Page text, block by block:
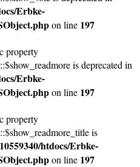
Erbke-
on line 197
property
is deprecated in
Erbke-
on line 197
property
is
htdocs/Erbke-
on line 197